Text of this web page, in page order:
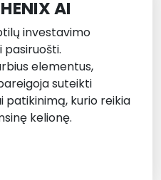
AI
investavimo
elementus,
suteikti
patikinimą, kurio reikia
kelionę.